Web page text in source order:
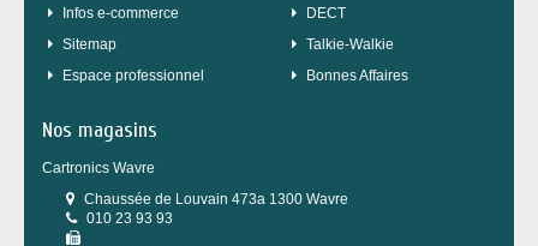
Infos e-commerce
sitemap
Espace professionnel
DECT
Talkie-Walkie
Bonnes Affaires
Nos magasins
Cartronics Wavre
Chaussée de Louvain 473a 1300 Wavre
010 23 93 93